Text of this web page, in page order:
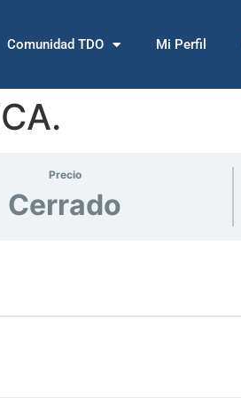
Comunidad TDO Mi Perfil
Precio
Cerrado